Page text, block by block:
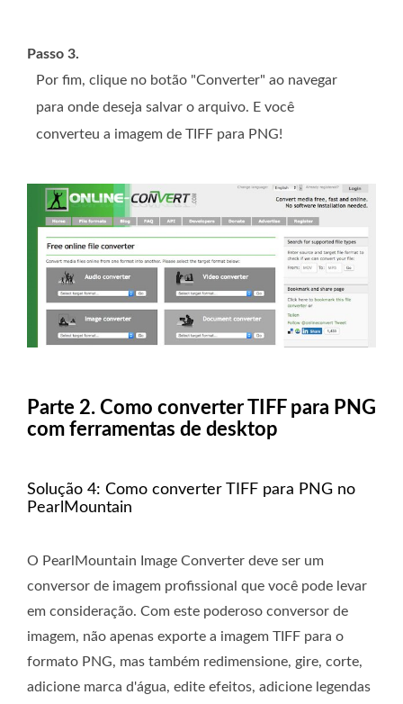
Passo 3.
Por fim, clique no botão "Converter" ao navegar
para onde deseja salvar o arquivo. E você
converteu a imagem de TIFF para PNG!
Parte 2. Como converter TIFF para PNG
com ferramentas de desktop
Solução 4: Como converter TIFF para PNG no
PearlMountain
O PearlMountain Image Converter deve ser um
conversor de imagem profissional que você pode levar
em consideração. Com este poderoso conversor de
imagem, não apenas exporte a imagem TIFF para o
formato PNG, mas também redimensione, gire, corte,
adicione marca d'água, edite efeitos, adicione legendas